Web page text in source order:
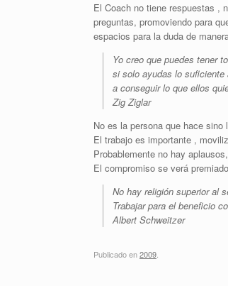
El Coach no tiene respuestas ,
preguntas, promoviendo para
espacios para la duda de
Yo creo que puedes tener
si solo ayudas lo suficiente
a conseguir lo que ellos
Zig Ziglar
No es la persona que hace sino
El trabajo es importante ,
Probablemente no hay
El compromiso se verá
No hay religión superior al
Trabajar para el beneficio
Albert Schweitzer
Publicado en2009